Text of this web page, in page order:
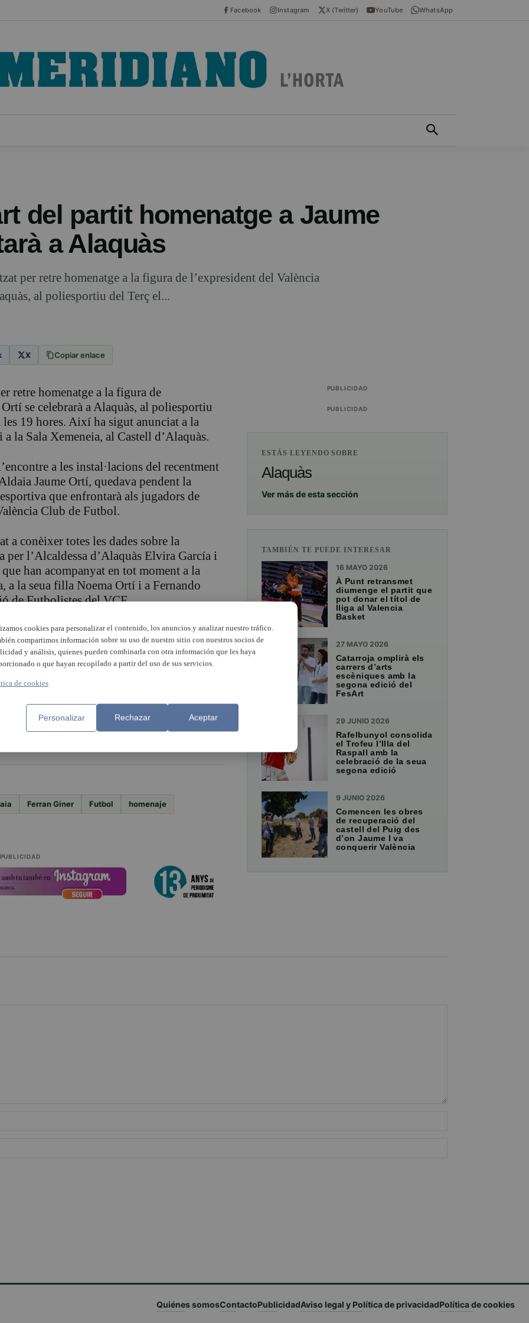
Facebook Instagram X (Twitter) YouTube WhatsApp
del partit homenatge a Jaume
a Alaquàs
per retre homenatge a la figura de l’expresident del València
al poliesportiu del Terç el...
X Copiar enlace
retre homenatge a la figura de
se celebrarà a Alaquàs, al poliesportiu
19 hores. Així ha sigut anunciat a la
la Sala Xemeneia, al Castell d’Alaquàs.
a les instal·lacions del recentment
Jaume Ortí, quedava pendent la
que enfrontarà als jugadors de
Club de Futbol.
a conèixer totes les dades sobre la
per l’Alcaldessa d’Alaquàs Elvira García i
han acompanyat en tot moment a la
a la seua filla Noema Ortí i a Fernando
de Futbolistes del VCF.
dels dos municipis organitzadors de l’acte,
en representació de l’Alaquàs
Valencianista d’Alaquàs i els amics i
tornarà a repetir-se el proper 23 de
homenatge Jaume Ortí, una persona
vida social i cultural valenciana.
Ferran Giner Futbol homenaje
PUBLICIDAD
PUBLICIDAD
PUBLICIDAD
ESTÁS LEYENDO SOBRE
Alaquàs
Ver más de esta sección
TAMBIÉN TE PUEDE INTERESAR
16 MAYO 2026
À Punt retransmet
diumenge el partit que
pot donar el títol de
lliga al Valencia
Basket
27 MAYO 2026
Catarroja omplirà els
carrers d’arts
escèniques amb la
segona edició del
FesArt
29 JUNIO 2026
Rafelbunyol consolida
el Trofeu l’Illa del
Raspall amb la
celebració de la seua
segona edició
9 JUNIO 2026
Comencen les obres
de recuperació del
castell del Puig des
d’on Jaume I va
conquerir València
Quiénes somosContactoPublicidadAviso legal y Política de privacidadPolítica de cookies
cookies para personalizar el contenido, los anuncios y analizar nuestro tráfico.
compartimos información sobre su uso de nuestro sitio con nuestros socios de
y análisis, quienes pueden combinarla con otra información que les haya
o que hayan recopilado a partir del uso de sus servicios.
de cookies
Personalizar Rechazar Aceptar